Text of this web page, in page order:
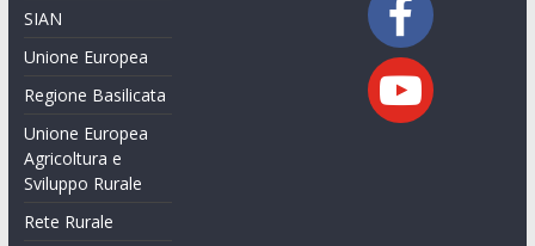
SIAN
Unione Europea
Regione Basilicata
Unione Europea
Agricoltura e
Sviluppo Rurale
Rete Rurale